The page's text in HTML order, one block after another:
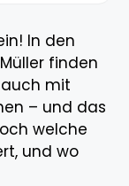
In den
finden
mit
– und das
welche
und wo